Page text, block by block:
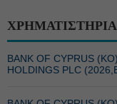
BANK OF CYPRUS
HOLDINGS PLC